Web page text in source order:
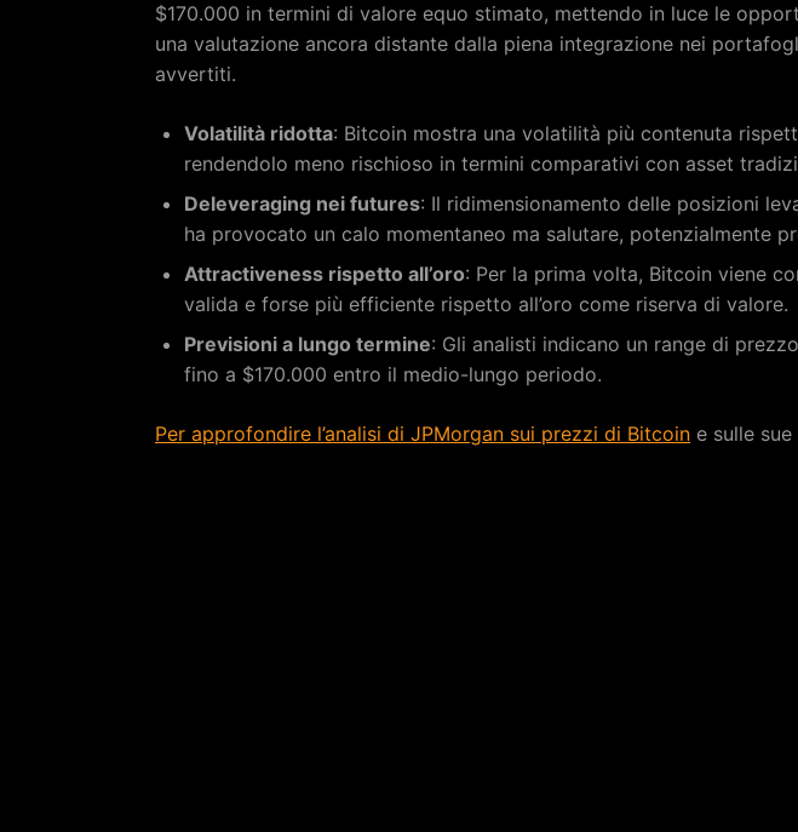
$170.000 in termini di valore equo stimato, mettendo in luce le
una valutazione ancora distante dalla piena integrazione nei
avvertiti.
Volatilità ridotta: Bitcoin mostra una volatilità più contenuta
rendendolo meno rischioso in termini comparativi con asset
Deleveraging nei futures: Il ridimensionamento delle posizioni
ha provocato un calo momentaneo ma salutare, potenzialmente
Attractiveness rispetto all’oro: Per la prima volta, Bitcoin viene
valida e forse più efficiente rispetto all’oro come riserva di valore.
Previsioni a lungo termine: Gli analisti indicano un range di
fino a $170.000 entro il medio-lungo periodo.
Per approfondire l’analisi di JPMorgan sui prezzi di Bitcoin e sulle